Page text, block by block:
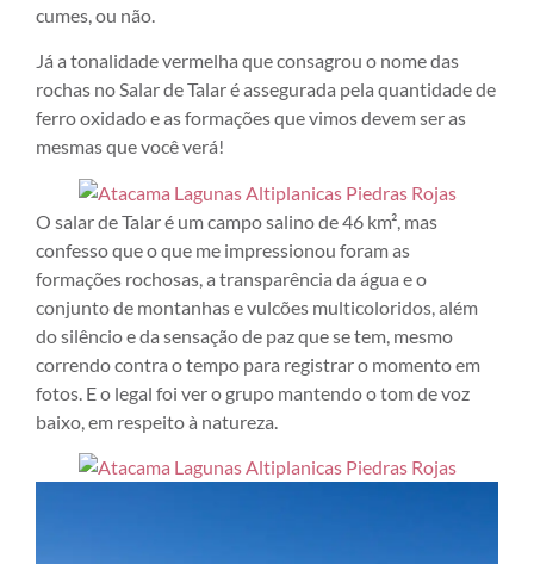
cumes, ou não.
Já a tonalidade vermelha que consagrou o nome das
rochas no Salar de Talar é assegurada pela quantidade de
ferro oxidado e as formações que vimos devem ser as
mesmas que você verá!
O salar de Talar é um campo salino de 46 km², mas
confesso que o que me impressionou foram as
formações rochosas, a transparência da água e o
conjunto de montanhas e vulcões multicoloridos, além
do silêncio e da sensação de paz que se tem, mesmo
correndo contra o tempo para registrar o momento em
fotos. E o legal foi ver o grupo mantendo o tom de voz
baixo, em respeito à natureza.